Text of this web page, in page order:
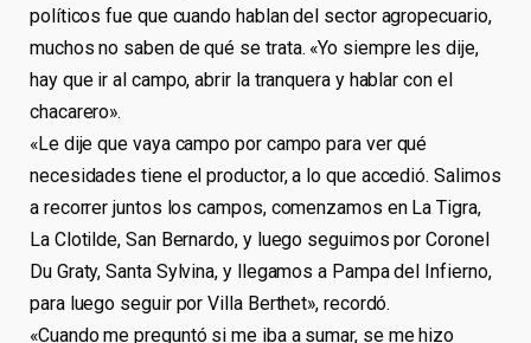
políticos fue que cuando hablan del sector agropecuario,
muchos no saben de qué se trata. «Yo siempre les dije,
hay que ir al campo, abrir la tranquera y hablar con el
chacarero».
«Le dije que vaya campo por campo para ver qué
necesidades tiene el productor, a lo que accedió. Salimos
a recorrer juntos los campos, comenzamos en La Tigra,
La Clotilde, San Bernardo, y luego seguimos por Coronel
Du Graty, Santa Sylvina, y llegamos a Pampa del Infierno,
para luego seguir por Villa Berthet», recordó.
«Cuando me preguntó si me iba a sumar, se me hizo